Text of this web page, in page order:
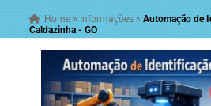
Home » Informações »Automação de
Caldazinha - GO